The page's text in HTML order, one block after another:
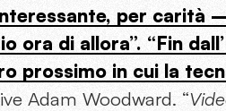
per carità
ora di allora”. “Fin
prossimo in cui la
Adam Woodward. “